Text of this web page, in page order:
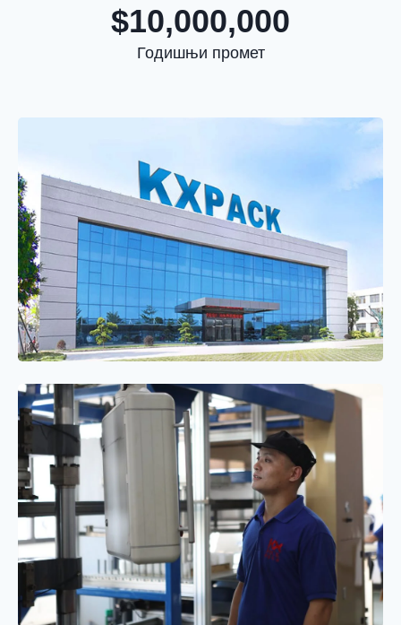
$10,000,000
Годишњи промет